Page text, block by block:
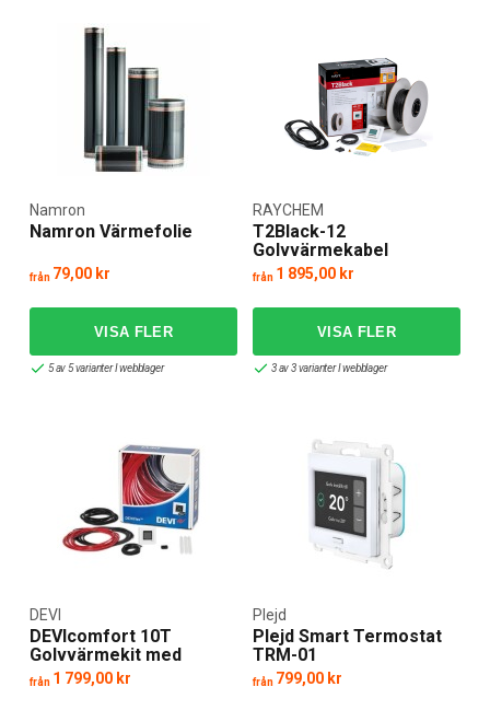
Namron Värmefolie
Namron
från 79,00 kr
5 av 5 varianter I webblager
T2Black-12
Golvvärmekabel
RAYCHEM
från 1 895,00 kr
3 av 3 varianter I webblager
DEVIcomfort 10T
Golvvärmekit med
termostat
DEVI
från 1 799,00 kr
Plejd Smart Termostat
TRM-01
Plejd
från 799,00 kr